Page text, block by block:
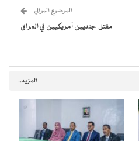
نافذة
جديدة)
الموضوع الموالي
مقتل جنديين أمريكيين في العراق
المزيد..